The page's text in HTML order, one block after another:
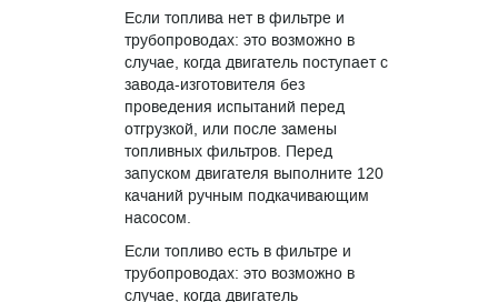
Если топлива нет в фильтре и
трубопроводах: это возможно в
случае, когда двигатель поступает с
завода-изготовителя без
проведения испытаний перед
отгрузкой, или после замены
топливных фильтров. Перед
запуском двигателя выполните 120
качаний ручным подкачивающим
насосом.
Если топливо есть в фильтре и
трубопроводах: это возможно в
случае, когда двигатель